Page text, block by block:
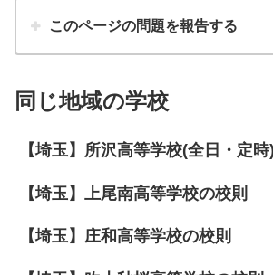
このページの問題を報告する
同じ地域の学校
【埼玉】所沢高等学校(全日・定時
【埼玉】上尾南高等学校の校則
【埼玉】庄和高等学校の校則